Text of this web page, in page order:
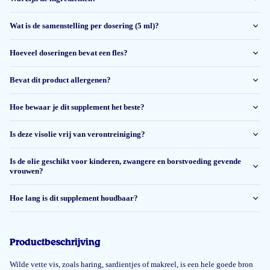
it taste like oil , I have to fight daily to get them taking it.
Maria Derksen
16 mei 2025
11 feb 2025
Erg tevreden over dit product. Mijn zoontje van 14 maanden vindt het
lekker dus we geven het of puur, of we mengen het door de yoghurt.
28 jan 2025
Wat is de samenstelling per dosering (5 ml)?
Hoeveel doseringen bevat een fles?
Bevat dit product allergenen?
Hoe bewaar je dit supplement het beste?
Is deze visolie vrij van verontreiniging?
Is de olie geschikt voor kinderen, zwangere en borstvoeding gevende
vrouwen?
Hoe lang is dit supplement houdbaar?
Productbeschrijving
Wilde vette vis, zoals haring, sardientjes of makreel, is een hele goede bron